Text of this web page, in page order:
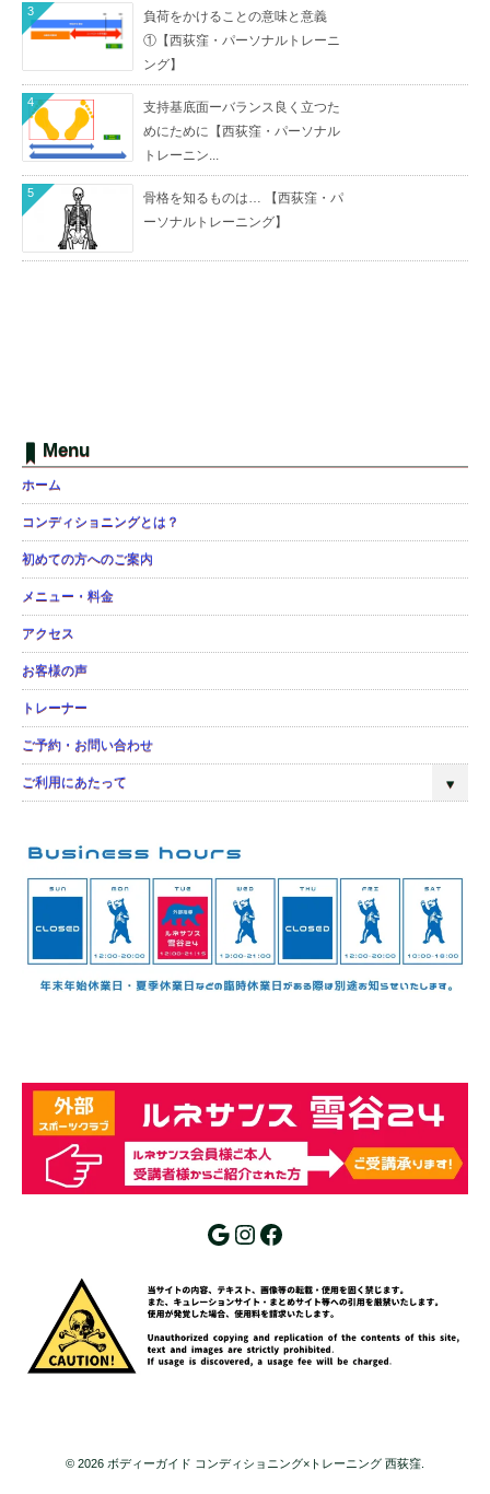
負荷をかけることの意味と意義
①【西荻窪・パーソナルトレーニ
ング】
3
支持基底面ーバランス良く立つた
めにために【西荻窪・パーソナル
トレーニン...
4
骨格を知るものは… 【西荻窪・パ
ーソナルトレーニング】
5
Menu
ホーム
コンディショニングとは？
初めての方へのご案内
メニュー・料金
アクセス
お客様の声
トレーナー
ご予約・お問い合わせ
ご利用にあたって
Google Instagram Facebook
© 2026 ボディーガイド コンディショニング×トレーニング 西荻窪